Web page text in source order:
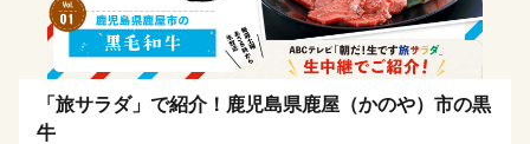
「旅サラダ」で紹介！鹿児島県鹿屋（かのや）市の黒
牛